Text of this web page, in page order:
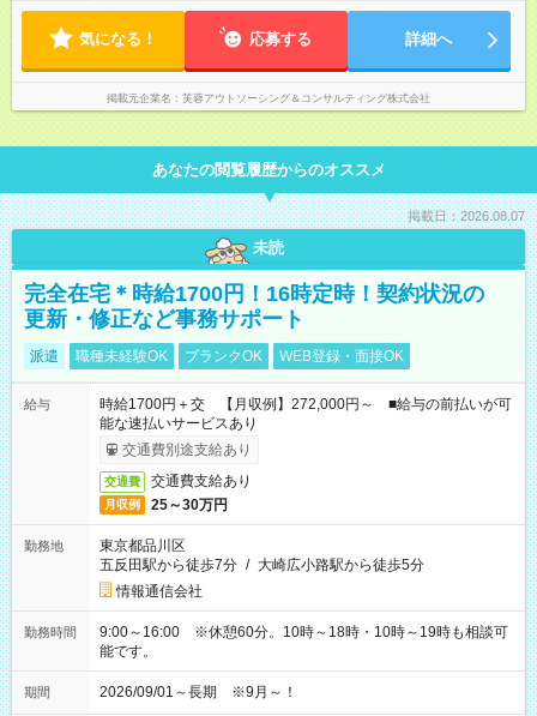
気になる！ 応募する 詳細へ
掲載元企業名 芙蓉アウトソーシング＆コンサルティング株式会社
あなたの閲覧履歴からのオススメ
掲載日：2026.08.07
未読
完全在宅＊時給1700円！16時定時！契約状況の
更新・修正など事務サポート
派遣 職種未経験OK ブランクOK WEB登録・面接OK
給与
時給1700円＋交 【月収例】272,000円～ ■給与の前払いが可
能な速払いサービスあり
交通費別途支給あり
交通費 交通費支給あり
月収例 25～30万円
勤務地
東京都品川区
五反田駅から徒歩7分 / 大崎広小路駅から徒歩5分
情報通信会社
勤務時間
9:00～16:00 ※休憩60分。10時～18時・10時～19時も相談可
能です。
期間 2026/09/01～長期 ※9月～！